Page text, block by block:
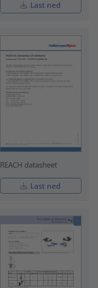
Last ned
REACH datasheet
Last ned